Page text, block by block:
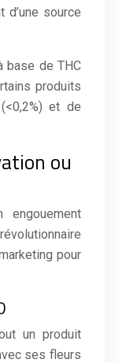
source
base de THC
produits
et de
ou
pour
un produit
ses fleurs